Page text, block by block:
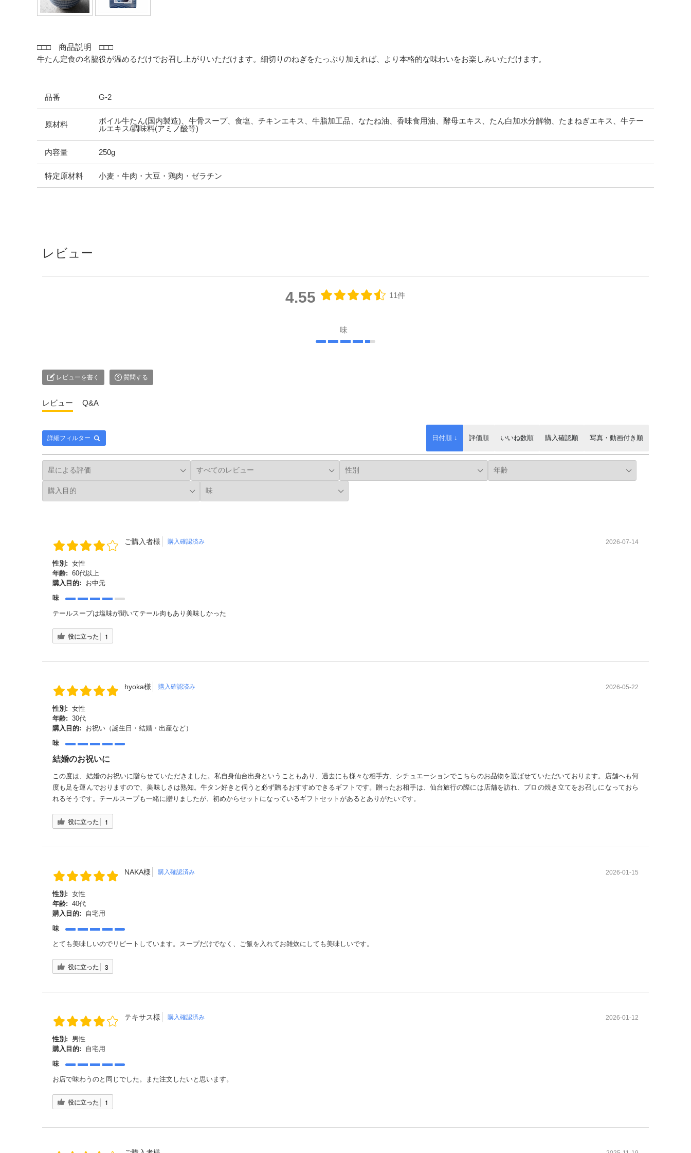
□□□ 商品説明
□□□
牛たん定食の名脇役が温めるだけでお召し上がりいただけます。細切りのねぎをたっぷり加えれば、より本格的な味わいをお楽しみいただけます。
品番 G-2
原材料
ボイル牛たん(国内製造)、牛骨スープ、食塩、チキンエキス、牛脂加工品、なたね油、香味食用油、酵母エキス、たん白加水分解物、たまねぎエキス、牛テー
ルエキス/調味料(アミノ酸等)
内容量 250g
特定原材料 小麦・牛肉・大豆・鶏肉・ゼラチン
レビュー
4.55 11件
味
レビューを書く 質問する
レビュー Q&A
詳細フィルター 日付順 ↓ 評価順 いいね数順 購入確認順 写真・動画付き順
ご購入者様 購入確認済み 2026-07-14
性別: 女性
年齢: 60代以上
購入目的:
お中元
味
テールスープは塩味が聞いてテール肉もあり美味しかった
役に立った 1
hyoka様 購入確認済み 2026-05-22
性別: 女性
年齢: 30代
購入目的:
お祝い（誕生日・結婚・出産など）
味
結婚のお祝いに
この度は、結婚のお祝いに贈らせていただきました。私自身仙台出身ということもあり、過去にも様々な相手方、シチュエーションでこちらのお品物を選ばせていただいております。店舗へも何
度も足を運んでおりますので、美味しさは熟知。牛タン好きと伺うと必ず贈るおすすめできるギフトです。贈ったお相手は、仙台旅行の際には店舗を訪れ、プロの焼き立てをお召しになっておら
れるそうです。テールスープも一緒に贈りましたが、初めからセットになっているギフトセットがあるとありがたいです。
役に立った 1
NAKA様 購入確認済み 2026-01-15
性別: 女性
年齢: 40代
購入目的:
自宅用
味
とても美味しいのでリピートしています。スープだけでなく、ご飯を入れてお雑炊にしても美味しいです。
役に立った 3
テキサス様 購入確認済み 2026-01-12
性別:
男性
購入目的:
自宅用
味
お店で味わうのと同じでした。また注文したいと思います。
役に立った 1